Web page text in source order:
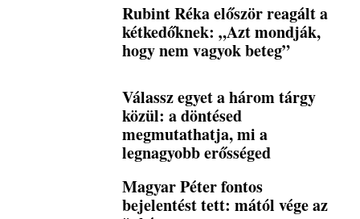
Rubint Réka először reagált a
kétkedőknek: „Azt mondják,
hogy nem vagyok beteg”
Válassz egyet a három tárgy
közül: a döntésed
megmutathatja, mi a
legnagyobb erősséged
Magyar Péter fontos
bejelentést tett: mától vége az